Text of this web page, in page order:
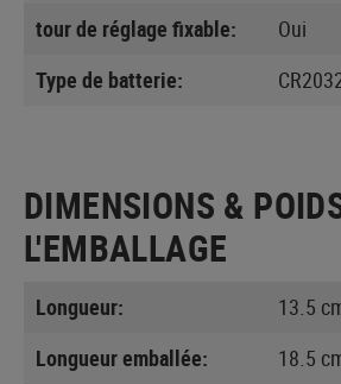
tour de réglage fixable:
Oui
Type de batterie:
DIMENSIONS &
L'EMBALLAGE
Longueur:
13.5
Longueur emballée:
18.5